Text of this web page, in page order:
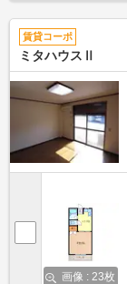
賃貸コーポ
ミタハウスⅡ
画像 : 23枚